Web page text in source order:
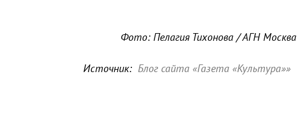
Фото: Пелагия Тихонова / АГН Москва
Источник: Блог сайта «Газета «Культура»»